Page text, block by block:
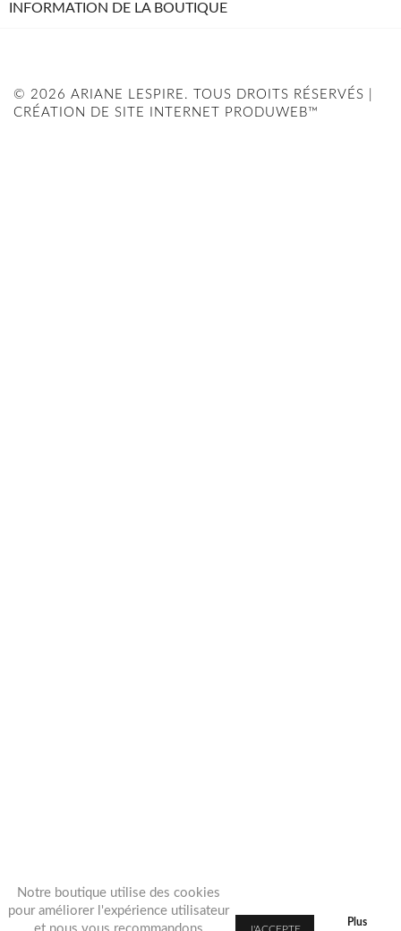
Notre boutique utilise des cookies
pour améliorer l'expérience utilisateur
Plus
INFORMATION DE LA BOUTIQUE
© 2026 ARIANE LESPIRE. TOUS DROITS RÉSERVÉS |
CRÉATION DE SITE INTERNET PRODUWEB™